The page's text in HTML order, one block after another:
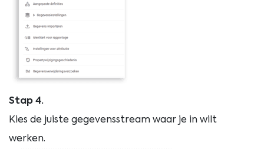
Stap 4.
Kies de juiste gegevensstream waar je in wilt
werken.